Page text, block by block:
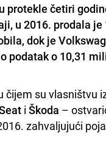
protekle četiri
u 2016. prodala je
dok je
podatak o 10,31
čijem su vlasništvu
i Škoda –
zahvaljujući